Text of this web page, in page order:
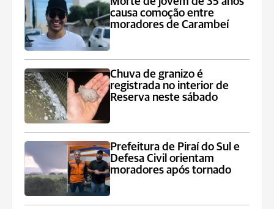
causa comoção entre
moradores de Carambeí
Chuva de granizo é
registrada no interior de
Reserva neste sábado
Prefeitura de Piraí do Sul e
Defesa Civil orientam
moradores após tornado